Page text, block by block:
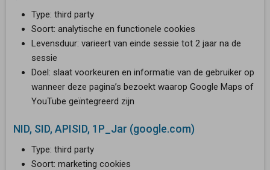
Type: third party
Soort: analytische en functionele cookies
Levensduur: varieert van einde sessie tot 2 jaar na de
sessie
Doel: slaat voorkeuren en informatie van de gebruiker op
wanneer deze pagina’s bezoekt waarop Google Maps of
YouTube geïntegreerd zijn
NID, SID, APISID, 1P_Jar (google.com)
Type: third party
Soort: marketing cookies